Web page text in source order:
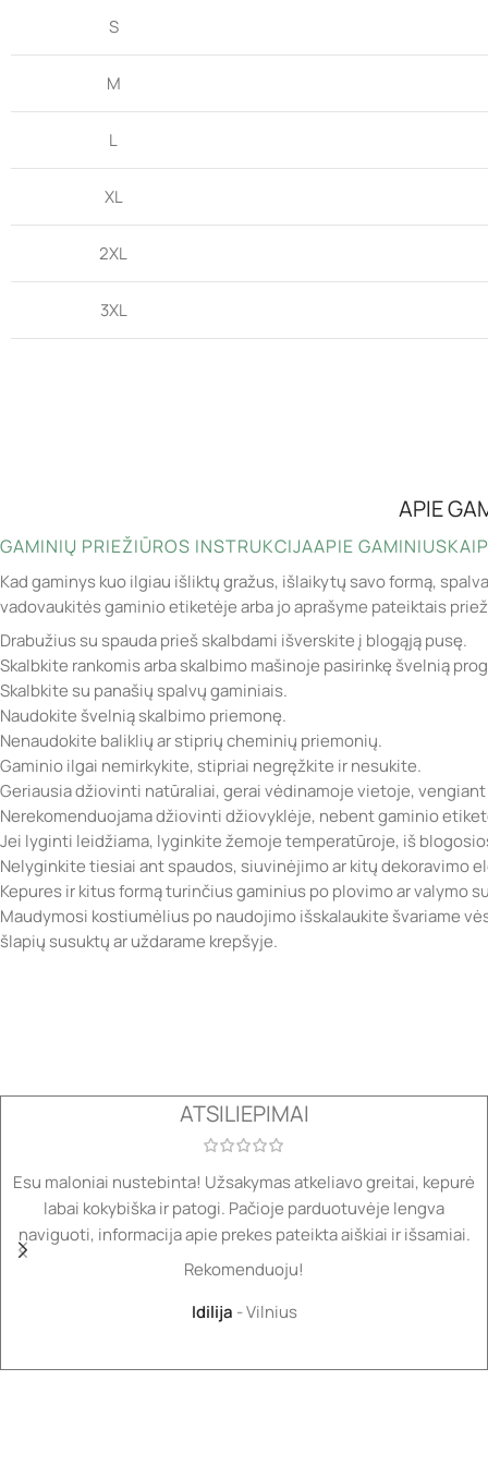
S
M
L
XL
2XL
3XL
APIE
GAMINIŲ PRIEŽIŪROS INSTRUKCIJAAPIE GAMINIUS
Kad gaminys kuo ilgiau išliktų gražus, išlaikytų savo formą,
vadovaukitės gaminio etiketėje arba jo aprašyme pateiktais
Drabužius su spauda prieš skalbdami išverskite į blogąją pusę.
Skalbkite rankomis arba skalbimo mašinoje pasirinkę švelnią
Skalbkite su panašių spalvų gaminiais.
Naudokite švelnią skalbimo priemonę.
Nenaudokite baliklių ar stiprių cheminių priemonių.
Gaminio ilgai nemirkykite, stipriai negręžkite ir nesukite.
Geriausia džiovinti natūraliai, gerai vėdinamoje vietoje,
Nerekomenduojama džiovinti džiovyklėje, nebent gaminio
Jei lyginti leidžiama, lyginkite žemoje temperatūroje, iš
Nelyginkite tiesiai ant spaudos, siuvinėjimo ar kitų dekoravimo
Kepures ir kitus formą turinčius gaminius po plovimo ar valymo
Maudymosi kostiumėlius po naudojimo išskalaukite švariame
šlapių susuktų ar uždarame krepšyje.
ATSILIEPIMAI
Esu maloniai nustebinta! Užsakymas atkeliavo greitai, kepurė
labai kokybiška ir patogi. Pačioje parduotuvėje lengva
naviguoti, informacija apie prekes pateikta aiškiai ir išsamiai.
Rekomenduoju!
Idilija
Vilnius